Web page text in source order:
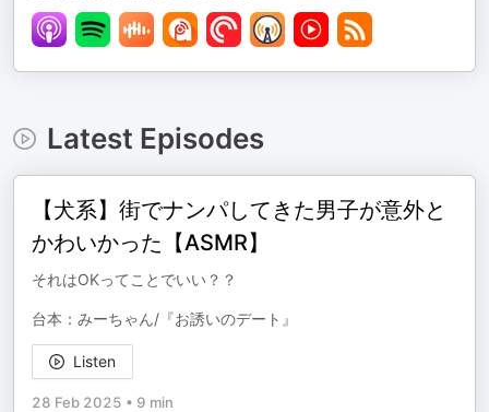
Latest Episodes
【犬系】街でナンパしてきた男子が意外と
かわいかった【ASMR】
それはOKってことでいい？？
台本：みーちゃん/『お誘いのデート』
Listen
28 Feb 2025 • 9 min